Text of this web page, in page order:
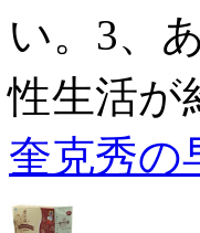
い。3、
性生活が
奎克秀の